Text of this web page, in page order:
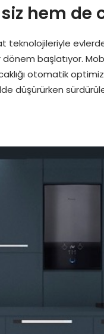
hem de
teknolojileriyle
başlatıyor.
otomatik